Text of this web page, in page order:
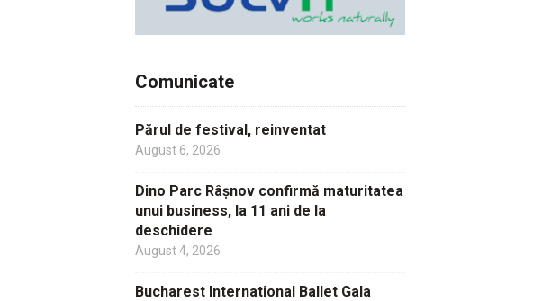
Comunicate
Părul de festival, reinventat
August 6, 2026
Dino Parc Râșnov confirmă maturitatea
unui business, la 11 ani de la
deschidere
August 4, 2026
Bucharest International Ballet Gala